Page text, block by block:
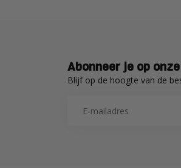
Abonneer je op
Blijf op de hoogte van de